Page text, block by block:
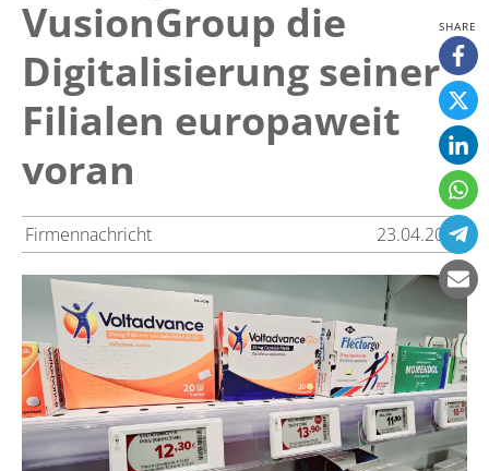
VusionGroup die
Digitalisierung seiner
Filialen europaweit
voran
Firmennachricht 23.04.2025